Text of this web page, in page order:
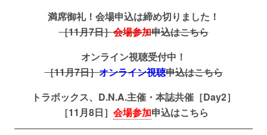
満席御礼！会場申込は締め切りました！
［11月7日］会場参加申込はこちら
オンライン視聴受付中！
［11月7日］オンライン視聴申込はこちら
トラボックス、D.N.A.主催・本誌共催［Day2］
［11月8日］ 会場参加申込はこちら
—————————————————————————